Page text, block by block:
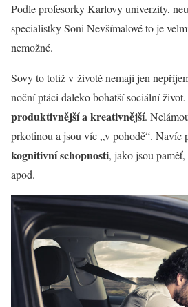
Podle profesorky Karlovy univerzity,
specialistky Soni Nevšímalové to je
nemožné.
Sovy to totiž v životě nemají jen
noční ptáci daleko bohatší sociální
produktivnější a kreativnější.
prkotinou a jsou víc „v pohodě“. Navíc
kognitivní schopnosti, jako jsou
apod.